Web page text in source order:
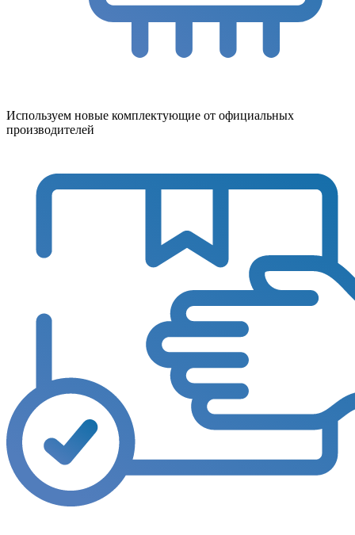
Используем новые комплектующие от официальных
производителей